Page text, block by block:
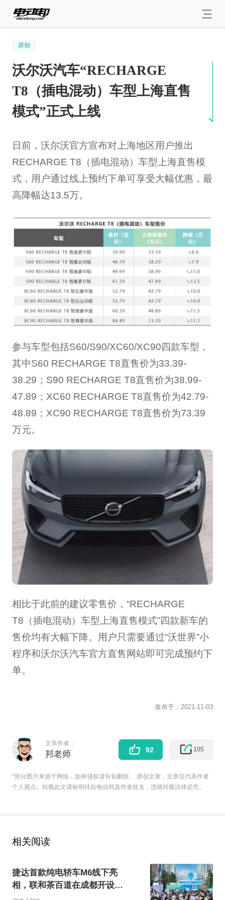
原创
沃尔沃汽车“RECHARGE
T8（插电混动）车型上海直售
模式”正式上线
日前，沃尔沃官方宣布对上海地区用户推出
RECHARGE T8（插电混动）车型上海直售模
式，用户通过线上预约下单可享受大幅优惠，最
高降幅达13.5万。
参与车型包括S60/S90/XC60/XC90四款车型，
其中S60 RECHARGE T8直售价为33.39-
38.29；S90 RECHARGE T8直售价为38.99-
47.89；XC60 RECHARGE T8直售价为42.79-
48.89；XC90 RECHARGE T8直售价为73.39
万元。
相比于此前的建议零售价，“RECHARGE
T8（插电混动）车型上海直售模式”四款新车的
售价均有大幅下降。用户只需要通过“沃世界”小
程序和沃尔沃汽车官方直售网站即可完成预约下
单。
发布于： 2021-11-03
文章作者：
邦老师 92 105
*部分图片来源于网络，如有侵权请告知删除。 原创文章，文章仅代表作者
个人观点。转载此文请标明转自电动邦及作者姓名，违规转载法律必究。
相关阅读
捷达首款纯电轿车M6线下亮
相，联和茶百道在成都开设限
时快闪店